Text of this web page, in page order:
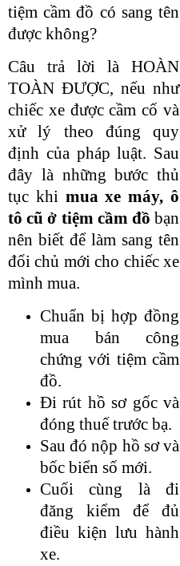
tiệm cầm đồ có sang tên
được không?
Câu trả lời là HOÀN
TOÀN ĐƯỢC, nếu như
chiếc xe được cầm cố và
xử lý theo đúng quy
định của pháp luật. Sau
đây là những bước thủ
tục khi mua xe máy, ô
tô cũ ở tiệm cầm đồ bạn
nên biết để làm sang tên
đổi chủ mới cho chiếc xe
mình mua.
Chuẩn bị hợp đồng
mua bán công
chứng với tiệm cầm
đồ.
Đi rút hồ sơ gốc và
đóng thuế trước bạ.
Sau đó nộp hồ sơ và
bốc biển số mới.
Cuối cùng là đi
đăng kiểm để đủ
điều kiện lưu hành
xe.